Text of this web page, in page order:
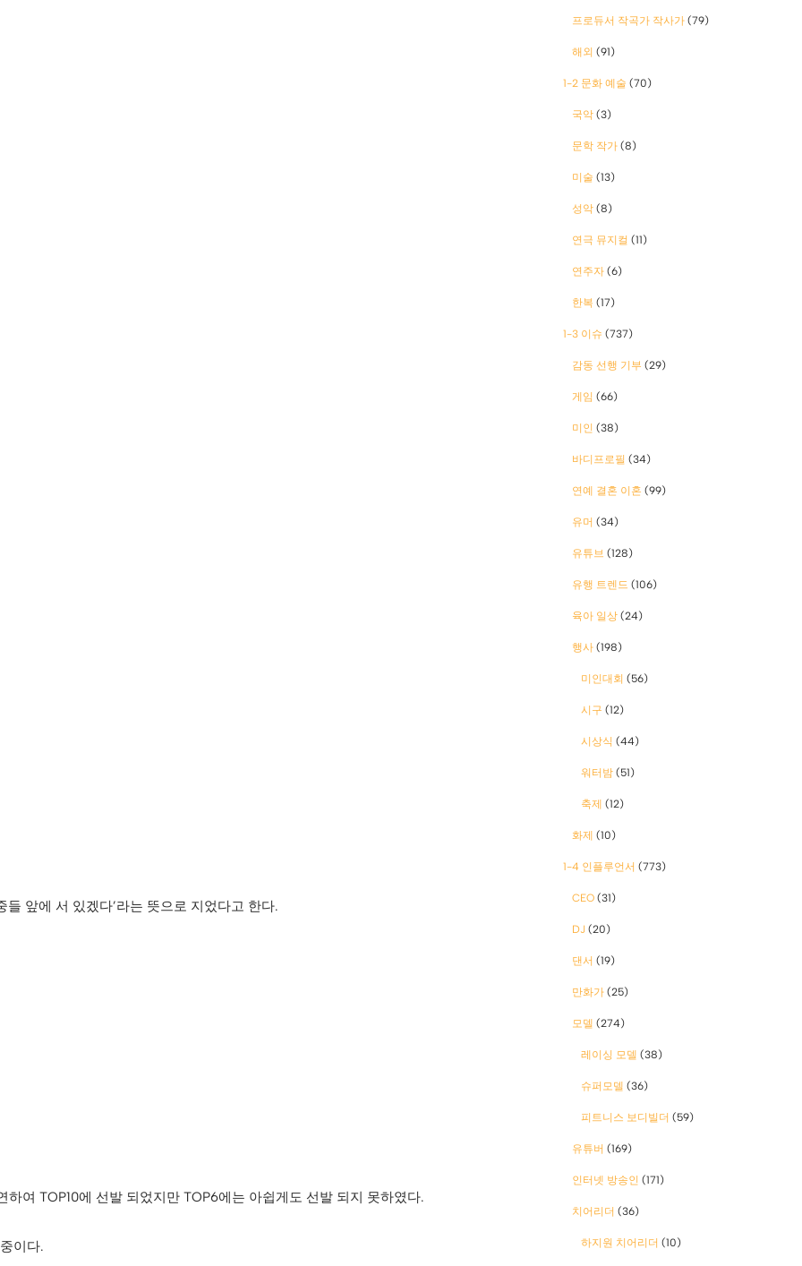
앞에 서 있겠다’라는 뜻으로 지었다고 한다.
여 TOP10에 선발 되었지만 TOP6에는 아쉽게도 선발 되지 못하였다.
이다.
프로듀서 작곡가 작사가 (79)
해외 (91)
1-2 문화 예술 (70)
국악 (3)
문학 작가 (8)
미술 (13)
성악 (8)
연극 뮤지컬 (11)
연주자 (6)
한복 (17)
1-3 이슈 (737)
감동 선행 기부 (29)
게임 (66)
미인 (38)
바디프로필 (34)
연예 결혼 이혼 (99)
유머 (34)
유튜브 (128)
유행 트렌드 (106)
육아 일상 (24)
행사 (198)
미인대회 (56)
시구 (12)
시상식 (44)
워터밤 (51)
축제 (12)
화제 (10)
1-4 인플루언서 (773)
CEO (31)
DJ (20)
댄서 (19)
만화가 (25)
모델 (274)
레이싱 모델 (38)
슈퍼모델 (36)
피트니스 보디빌더 (59)
유튜버 (169)
인터넷 방송인 (171)
치어리더 (36)
하지원 치어리더 (10)